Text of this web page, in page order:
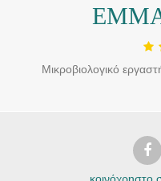
Μικροβιολογικό
κοινόχρηστο